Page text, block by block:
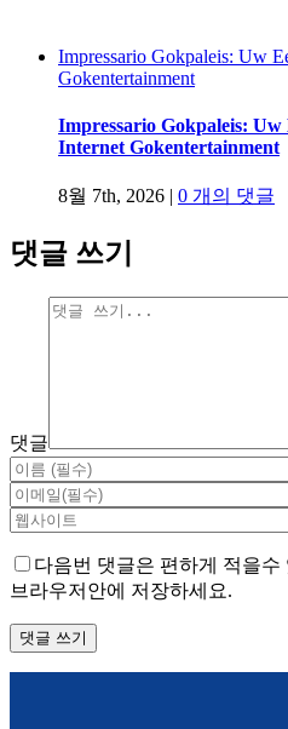
Impressario Gokpaleis: Uw
Gokentertainment
Impressario Gokpaleis:
Internet Gokentertainment
8월 7th, 2026 | 0 개의 댓글
댓글 쓰기
댓글
다음번 댓글은 편하게 적을
브라우저안에 저장하세요.